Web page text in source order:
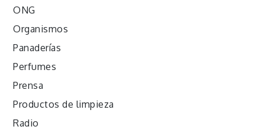
ONG
Organismos
Panaderías
Perfumes
Prensa
Productos de limpieza
Radio